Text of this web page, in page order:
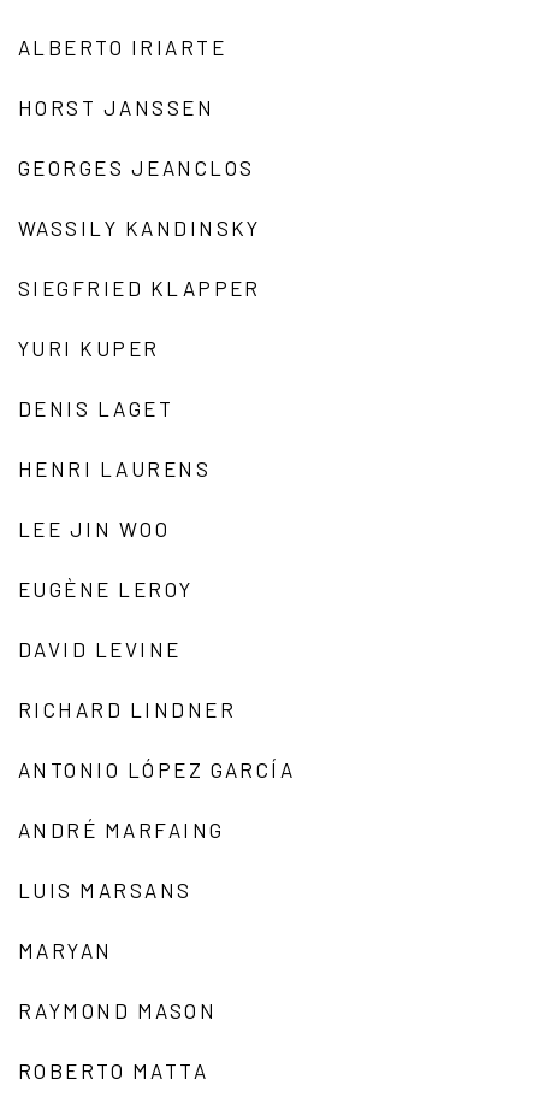
ALBERTO IRIARTE
HORST JANSSEN
GEORGES JEANCLOS
WASSILY KANDINSKY
SIEGFRIED KLAPPER
YURI KUPER
DENIS LAGET
HENRI LAURENS
LEE JIN WOO
EUGÈNE LEROY
DAVID LEVINE
RICHARD LINDNER
ANTONIO LÓPEZ GARCÍA
ANDRÉ MARFAING
LUIS MARSANS
MARYAN
RAYMOND MASON
ROBERTO MATTA